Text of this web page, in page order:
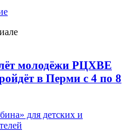
молодёжи РЦХВЕ
в Перми с 4 по 8